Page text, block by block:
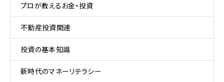
プロが教えるお金・投資
不動産投資関連
投資の基本知識
新時代のマネーリテラシー